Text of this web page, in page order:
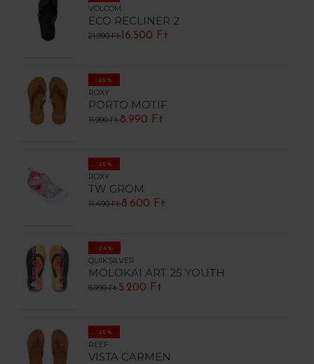
VOLCOM
ECO RECLINER 2
21.990 Ft 16.500 Ft
-25%
ROXY
PORTO MOTIF
11.990 Ft8.990 Ft
-25%
ROXY
TW GROM
11.490 Ft8.600 Ft
-26%
QUIKSILVER
MOLOKAI ART 25 YOUTH
6.990 Ft5.200 Ft
-25%
REEF
VISTA CARMEN